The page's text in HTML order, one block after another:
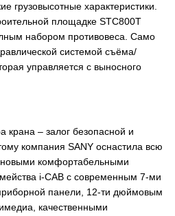
грузовысотные характеристики.
площадке STC800T
набором противовеса. Само
системой съёма/
управляется с выносного
крана – залог безопасной и
компания SANY оснастила всю
новыми комфортабельными
i-CAB с современным 7-ми
панели, 12-ти дюймовым
качественными